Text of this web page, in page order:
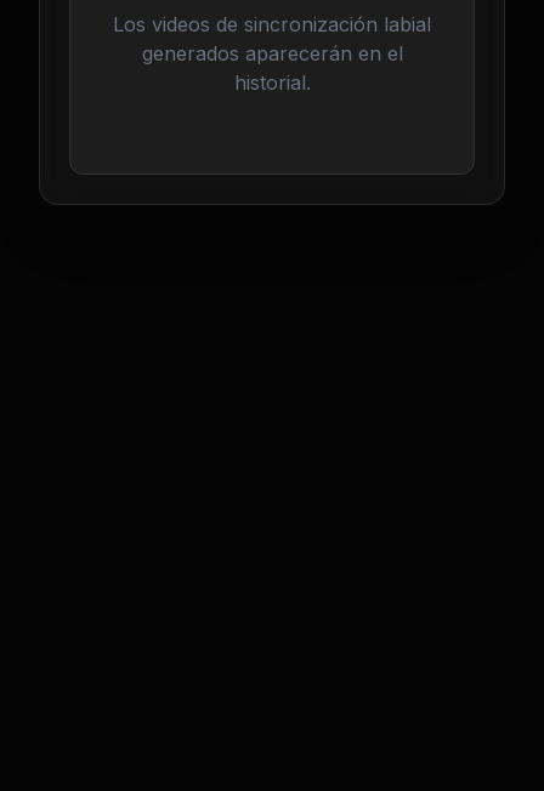
Los videos de sincronización labial
generados aparecerán en el
historial.